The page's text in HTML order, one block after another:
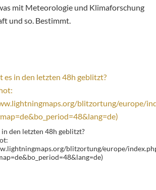
mit Meteorologie und Klimaforschung
und so. Bestimmt.
in den letzten 48h geblitzt?
blitzortung/europe/